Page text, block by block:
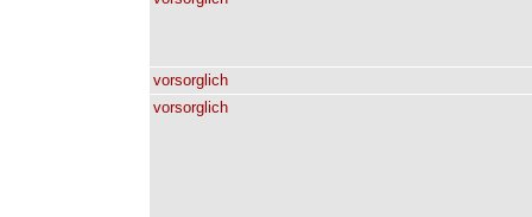
vorsorglich
vorsorglich